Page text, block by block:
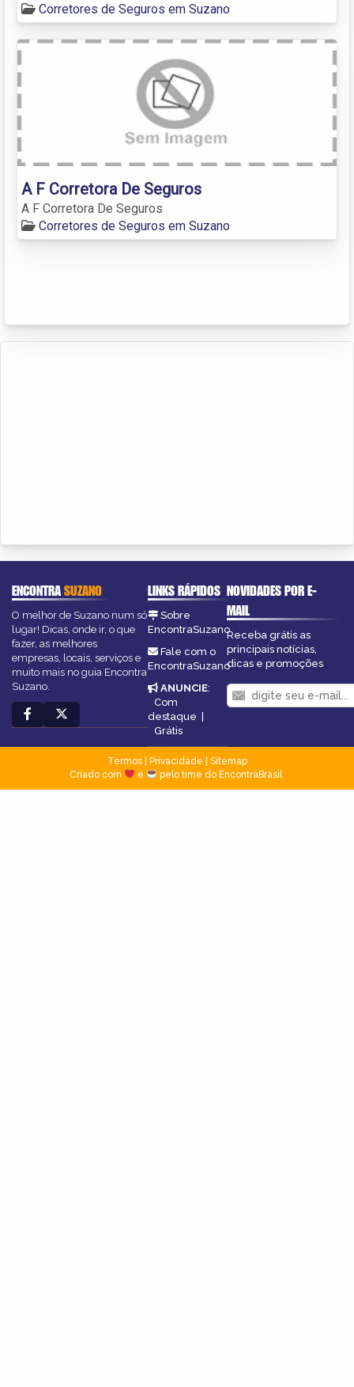
Corretores de Seguros em Suzano
A F Corretora De Seguros
A F Corretora De Seguros
Corretores de Seguros em Suzano
ENCONTRASUZANO
O melhor de Suzano num só
lugar! Dicas, onde ir, o que
fazer, as melhores
empresas, locais, serviços e
muito mais no guia Encontra
Suzano.
LINKS RÁPIDOS
Sobre
EncontraSuzano
Fale com o
EncontraSuzano
ANUNCIE:
Com
destaque |
Grátis
NOVIDADES POR E-
MAIL
Receba grátis as
principais notícias,
dicas e promoções
Termos| Privacidade
Sitemap
Criado com
e pelo time do EncontraBrasil